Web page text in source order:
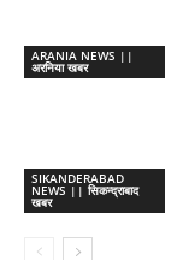
ARANIA NEWS ||
अरनिया खबर
SIKANDERABAD
NEWS || सिकन्द्राबाद
खबर